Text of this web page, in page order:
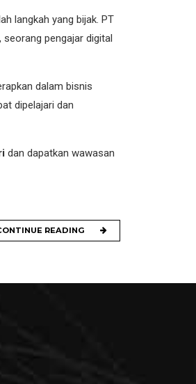
langkah yang bijak. PT
, seorang pengajar digital
dalam bisnis
dipelajari dan
dan dapatkan wawasan
READING